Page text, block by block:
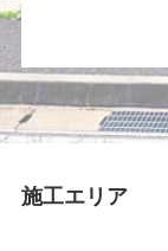
施工エリア